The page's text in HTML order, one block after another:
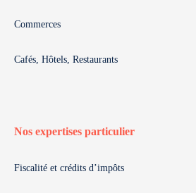
Commerces
Cafés, Hôtels, Restaurants
Nos expertises particulier
Fiscalité et crédits d’impôts